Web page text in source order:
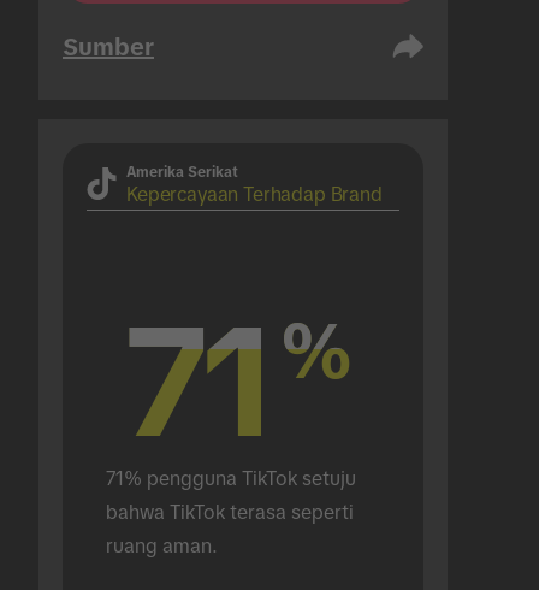
Sumber
Amerika Serikat
Kepercayaan Terhadap Brand
71 %
71 %
71% pengguna TikTok setuju
bahwa TikTok terasa seperti
ruang aman.